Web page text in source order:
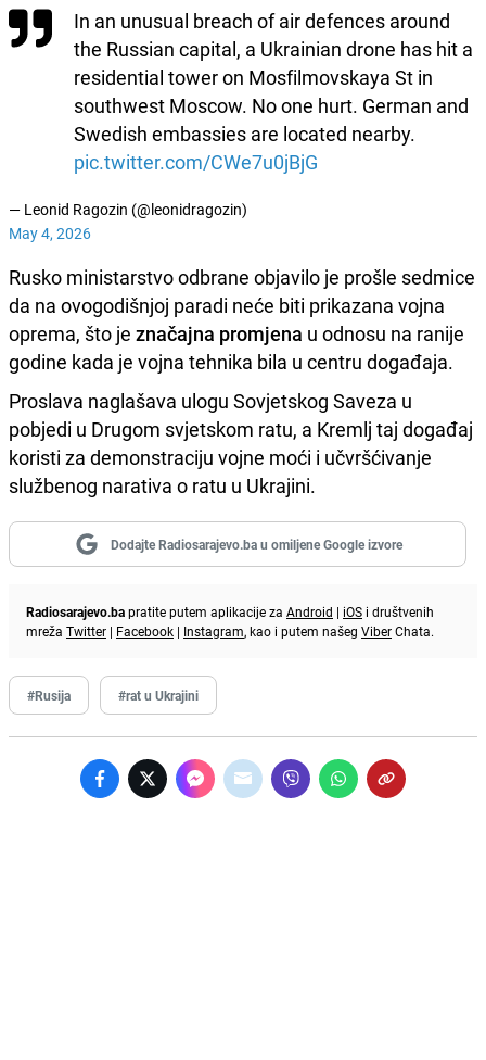
In an unusual breach of air defences around
the Russian capital, a Ukrainian drone has hit a
residential tower on Mosfilmovskaya St in
southwest Moscow. No one hurt. German and
Swedish embassies are located nearby.
pic.twitter.com/CWe7u0jBjG
— Leonid Ragozin (@leonidragozin)
May 4, 2026
Rusko ministarstvo odbrane objavilo je prošle sedmice
da na ovogodišnjoj paradi neće biti prikazana vojna
oprema, što je značajna promjena u odnosu na ranije
godine kada je vojna tehnika bila u centru događaja.
Proslava naglašava ulogu Sovjetskog Saveza u
pobjedi u Drugom svjetskom ratu, a Kremlj taj događaj
koristi za demonstraciju vojne moći i učvršćivanje
službenog narativa o ratu u Ukrajini.
Dodajte Radiosarajevo.ba u omiljene Google izvore
Radiosarajevo.bapratite putem aplikacije za Android | iOS i društvenih
mreža Twitter | Facebook | Instagram, kao i putem našeg ViberChata.
#Rusija #rat u Ukrajini